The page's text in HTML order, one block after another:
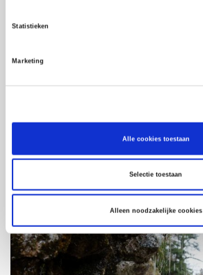
Statistieken
Marketing
Alle cookies toestaan
Selectie toestaan
Alleen noodzakelijke cookies